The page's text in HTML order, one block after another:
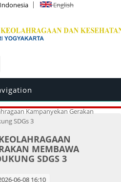
English
Kampanyekan Gerakan
SDGs 3
MEMBAWA
SDGS 3
06-08 16:10